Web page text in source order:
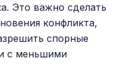
Это важно сделать
конфликта,
спорные
с меньшими